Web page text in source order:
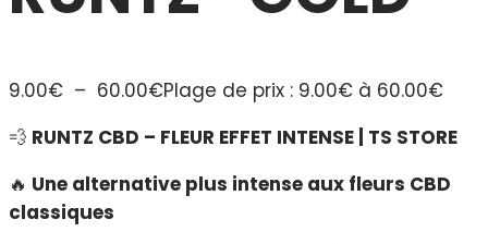
9.00€ – 60.00€Plage de prix : 9.00€ à 60.00€
💨 RUNTZ CBD – FLEUR EFFET INTENSE | TS STORE
🔥 Une alternative plus intense aux fleurs CBD
classiques